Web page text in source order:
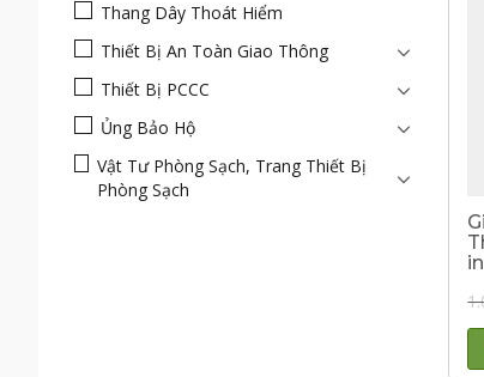
Thang Dây Thoát Hiểm
Thiết Bị An Toàn Giao Thông
Thiết Bị PCCC
Ủng Bảo Hộ
Vật Tư Phòng Sạch, Trang Thiết Bị
Phòng Sạch